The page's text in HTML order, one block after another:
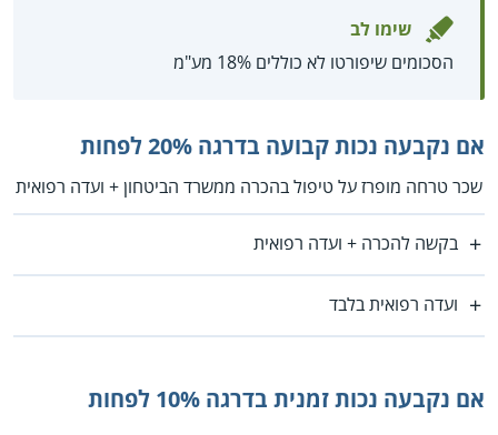
שימו לב
הסכומים שיפורטו לא כוללים 18% מע"מ
אם נקבעה נכות קבועה בדרגה 20% לפחות
שכר טרחה מופרז על טיפול בהכרה ממשרד הביטחון + ועדה רפואית
בקשה להכרה + ועדה רפואית
ועדה רפואית בלבד
אם נקבעה נכות זמנית בדרגה 10% לפחות